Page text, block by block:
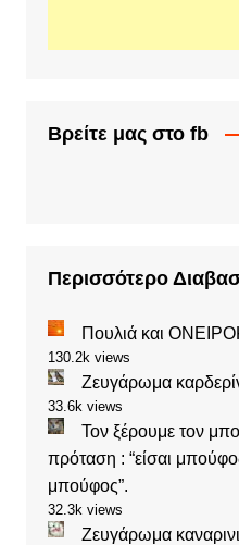
Βρείτε μας στο fb
Περισσότερο
Πουλιά και
130.2k views
Ζευγάρωμα
33.6k views
Τον ξέρουμε τον
πρόταση : “είσαι
μπούφος”.
32.3k views
Ζευγάρωμα